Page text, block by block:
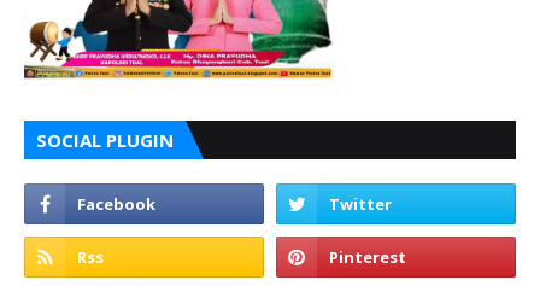
SOCIAL PLUGIN